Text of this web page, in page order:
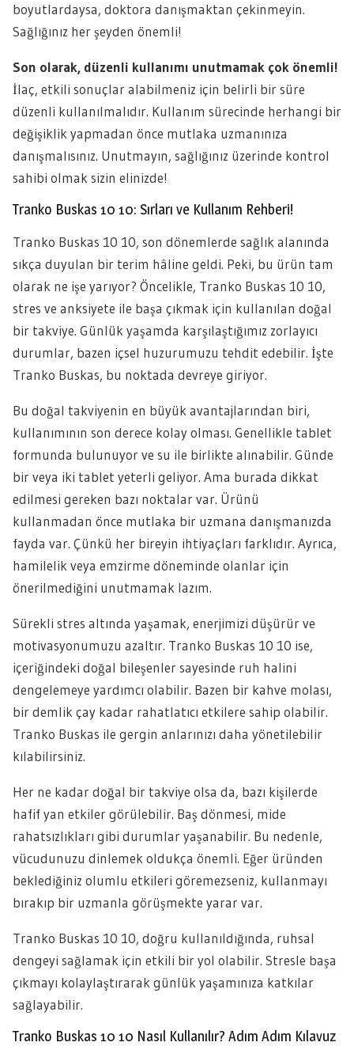
boyutlardaysa, doktora danışmaktan çekinmeyin.
Sağlığınız her şeyden önemli!
Son olarak, düzenli kullanımı unutmamak çok önemli!
İlaç, etkili sonuçlar alabilmeniz için belirli bir süre
düzenli kullanılmalıdır. Kullanım sürecinde herhangi bir
değişiklik yapmadan önce mutlaka uzmanınıza
danışmalısınız. Unutmayın, sağlığınız üzerinde kontrol
sahibi olmak sizin elinizde!
Tranko Buskas 10 10: Sırları ve Kullanım Rehberi!
Tranko Buskas 10 10, son dönemlerde sağlık alanında
sıkça duyulan bir terim hâline geldi. Peki, bu ürün tam
olarak ne işe yarıyor? Öncelikle, Tranko Buskas 10 10,
stres ve anksiyete ile başa çıkmak için kullanılan doğal
bir takviye. Günlük yaşamda karşılaştığımız zorlayıcı
durumlar, bazen içsel huzurumuzu tehdit edebilir. İşte
Tranko Buskas, bu noktada devreye giriyor.
Bu doğal takviyenin en büyük avantajlarından biri,
kullanımının son derece kolay olması. Genellikle tablet
formunda bulunuyor ve su ile birlikte alınabilir. Günde
bir veya iki tablet yeterli geliyor. Ama burada dikkat
edilmesi gereken bazı noktalar var. Ürünü
kullanmadan önce mutlaka bir uzmana danışmanızda
fayda var. Çünkü her bireyin ihtiyaçları farklıdır. Ayrıca,
hamilelik veya emzirme döneminde olanlar için
önerilmediğini unutmamak lazım.
Sürekli stres altında yaşamak, enerjimizi düşürür ve
motivasyonumuzu azaltır. Tranko Buskas 10 10 ise,
içeriğindeki doğal bileşenler sayesinde ruh halini
dengelemeye yardımcı olabilir. Bazen bir kahve molası,
bir demlik çay kadar rahatlatıcı etkilere sahip olabilir.
Tranko Buskas ile gergin anlarınızı daha yönetilebilir
kılabilirsiniz.
Her ne kadar doğal bir takviye olsa da, bazı kişilerde
hafif yan etkiler görülebilir. Baş dönmesi, mide
rahatsızlıkları gibi durumlar yaşanabilir. Bu nedenle,
vücudunuzu dinlemek oldukça önemli. Eğer üründen
beklediğiniz olumlu etkileri göremezseniz, kullanmayı
bırakıp bir uzmanla görüşmekte yarar var.
Tranko Buskas 10 10, doğru kullanıldığında, ruhsal
dengeyi sağlamak için etkili bir yol olabilir. Stresle başa
çıkmayı kolaylaştırarak günlük yaşamınıza katkılar
sağlayabilir.
Tranko Buskas 10 10 Nasıl Kullanılır? Adım Adım Kılavuz